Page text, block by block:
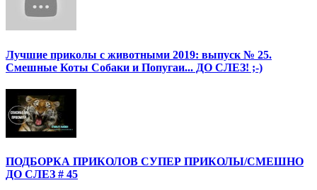
Лучшие приколы с животными 2019: выпуск № 25.
Смешные Коты Собаки и Попугаи... ДО СЛЕЗ! ;-)
ПОДБОРКА ПРИКОЛОВ СУПЕР ПРИКОЛЫ/СМЕШНО
ДО СЛЕЗ # 45